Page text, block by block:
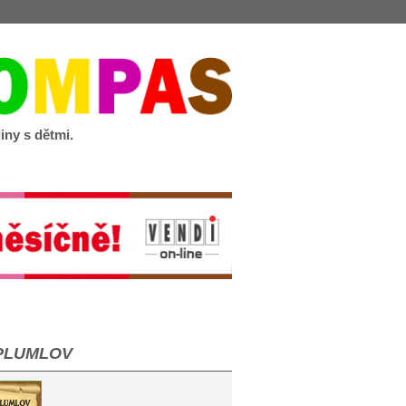
s dětmi.